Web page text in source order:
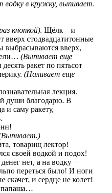
водку в кружку, выпивает.
кнопкой). Щёлк – и
вверх стодвадцатитонные
выбрасываются вверх,
(Выпивает еще
ракет по пятьсот
(Наливает еще
лекция.
души благодарю. В
и саму ракету,
товарищ лектор!
своей водкой и подох!
нет, а на водку –
переться было! И ноги
скачет, и сердце не колет!
папаша…